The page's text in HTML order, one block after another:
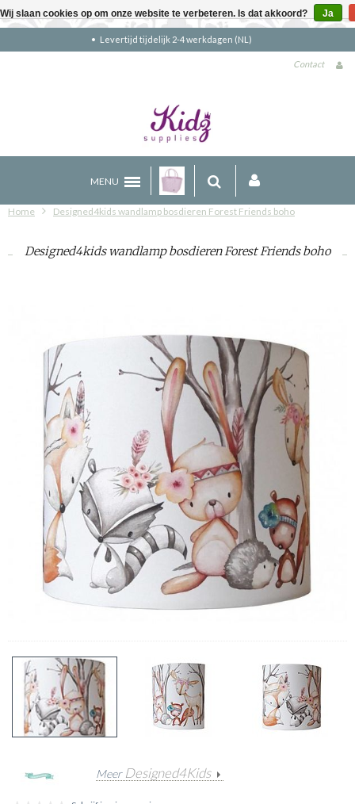
Gratis verzending boven €90 (NL)
Contact
MENU
Home Designed4kids wandlamp bosdieren Forest Friends boho
Designed4kids wandlamp bosdieren Forest Friends boho
Meer Designed4Kids
Wij slaan cookies op om onze website te verbeteren. Is dat akkoord? Ja